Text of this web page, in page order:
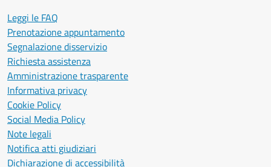
Leggi le FAQ
Prenotazione appuntamento
Segnalazione disservizio
Richiesta assistenza
Amministrazione trasparente
Informativa privacy
Cookie Policy
Social Media Policy
Note legali
Notifica atti giudiziari
Dichiarazione di accessibilità